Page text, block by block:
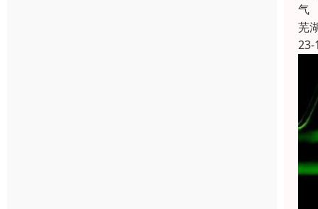
气
芜
23-